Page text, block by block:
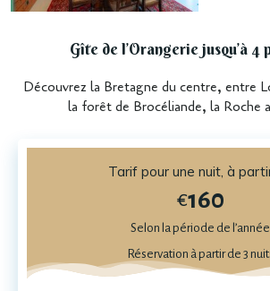
Gîte de l’Orangerie jusqu’à 4
Découvrez la Bretagne du centre, entre
la forêt de Brocéliande, la Roche
Tarif pour une nuit, à
€160
Selon la période de l’année
Réservation à partir de 3